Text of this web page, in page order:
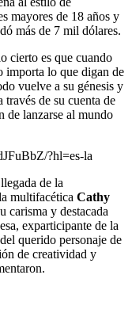
mayores de 18 años y
más de 7 mil dólares.
cierto es que cuando
importa lo que digan de
vuelve a su génesis y
de su cuenta de
de lanzarse al mundo
?hl=es-la
de la
multifacética Cathy
carisma y destacada
exparticipante de la
querido personaje de
de creatividad y